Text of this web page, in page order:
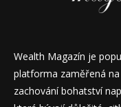
Wealth Magazín je
platforma zaměřená
zachování bohatství